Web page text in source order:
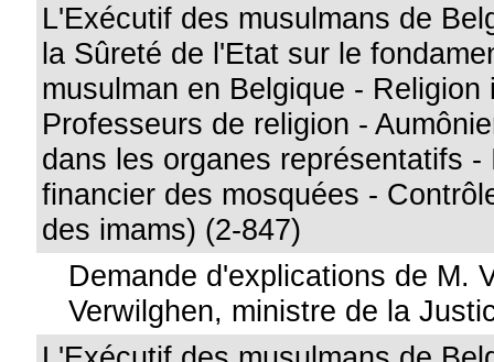
L'Exécutif des musulmans de
la Sûreté de l'Etat sur le
musulman en Belgique - Religion
Professeurs de religion -
dans les organes représentatifs -
financier des mosquées -
des imams) (2-847)
Demande d'explications de M.
Verwilghen, ministre de la